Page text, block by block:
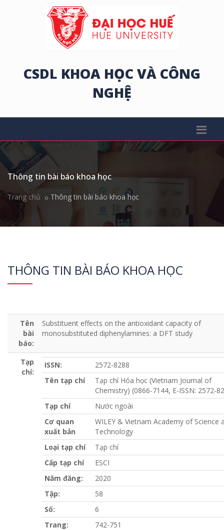
CSDL KHOA HỌC VÀ CÔNG
NGHỆ
Thông tin bài báo khoa học
Trang chủ Thông tin bài báo khoa học
THÔNG TIN BÀI BÁO KHOA HỌC
Tên
bài
báo:
Substituent effects on the antioxidant capacity of
monosubstituted diphenylamines: a DFT study
Tạp
chí:
ISSN:
2572-8288
Tên tạp chí
Tạp chí Hóa học (Vietnam Journal of
Chemistry) (0866-7144, E-ISSN: 2572-
Tạp chí
Nước ngoài
Cơ quan
xuất bản
WILEY & Vietnam Academy of Science
Technology
Loại tạp chí
Tạp chí
Cấp tạp chí
ESCI
Năm đăng:
2020
Tập:
58
Số:
6
Trang:
742-751